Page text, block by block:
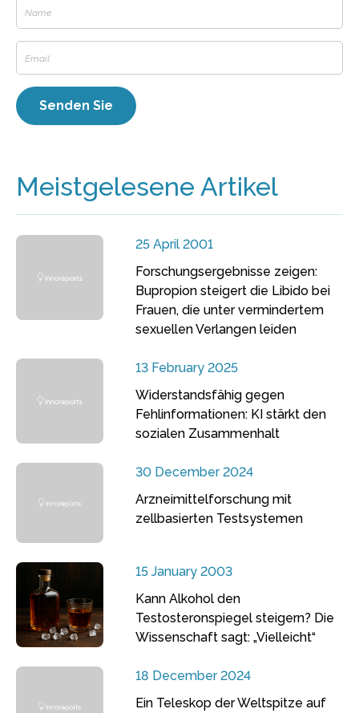
Meistgelesene Artikel
25 April 2001
Forschungsergebnisse zeigen:
Bupropion steigert die Libido bei
Frauen, die unter vermindertem
sexuellen Verlangen leiden
13 February 2025
Widerstandsfähig gegen
Fehlinformationen: KI stärkt den
sozialen Zusammenhalt
30 December 2024
Arzneimittelforschung mit
zellbasierten Testsystemen
15 January 2003
Kann Alkohol den
Testosteronspiegel steigern? Die
Wissenschaft sagt: „Vielleicht“
18 December 2024
Ein Teleskop der Weltspitze auf